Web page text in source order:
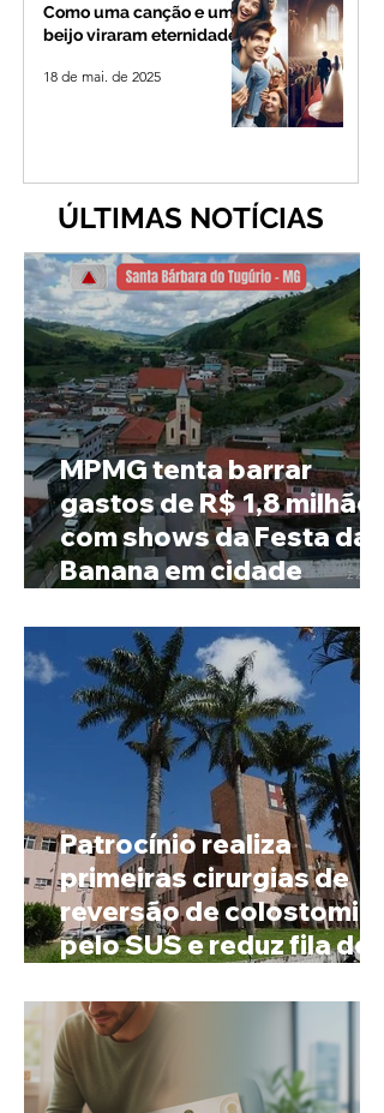
Como uma canção e um
beijo viraram eternidade
18 de mai. de 2025
ÚLTIMAS NOTÍCIAS
MPMG tenta barrar
gastos de R$ 1,8 milhão
com shows da Festa da
Banana em cidade
4 mil habitantes
Patrocínio realiza
primeiras cirurgias de
reversão de colostomia
pelo SUS e reduz fila de